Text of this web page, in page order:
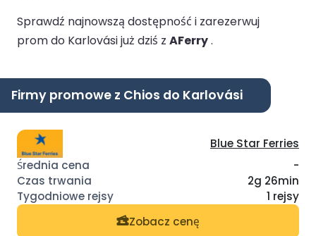
Sprawdź najnowszą dostępność i zarezerwuj
prom do Karlovási już dziś z AFerry.
Firmy promowe z Chios do Karlovási
Blue Star Ferries
-
2g 26min
1 rejsy
Zobacz cenę